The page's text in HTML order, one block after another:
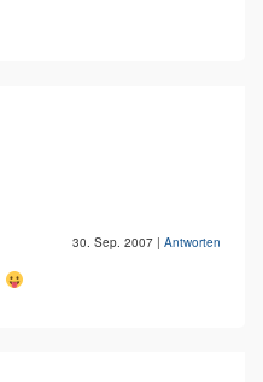
30. Sep. 2007 | Antworten